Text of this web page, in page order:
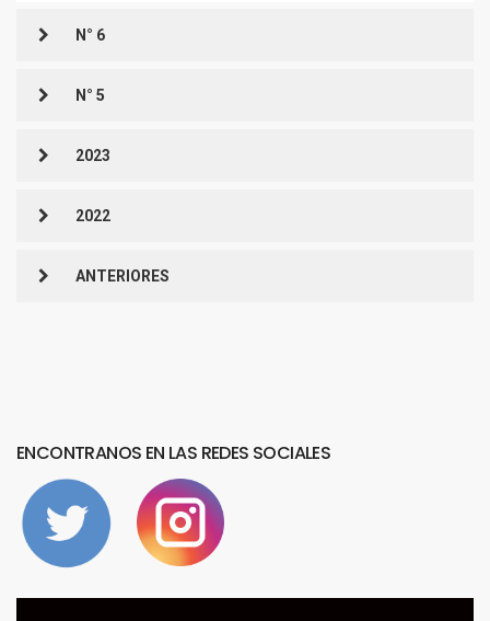
N° 6
N° 5
2023
2022
ANTERIORES
ENCONTRANOS EN LAS REDES SOCIALES